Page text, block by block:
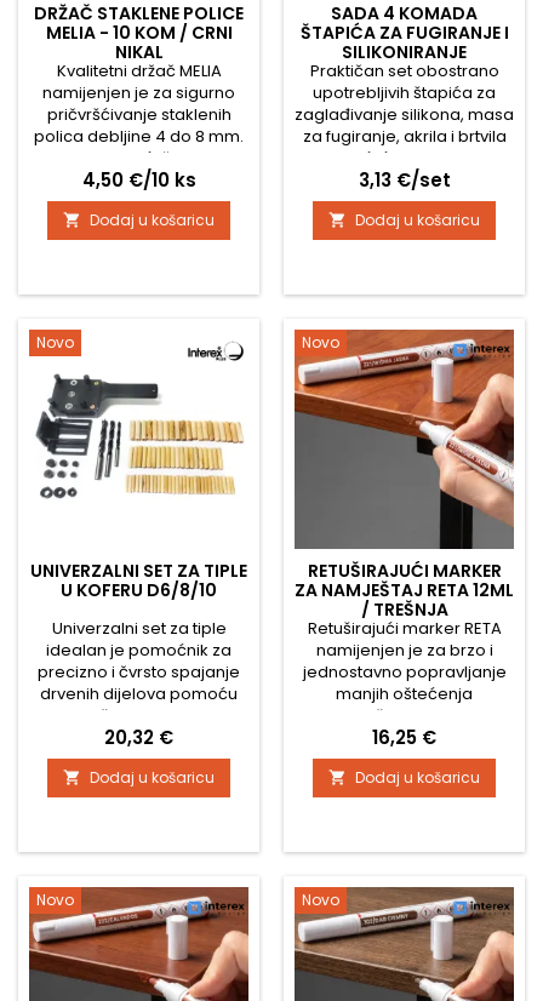
DRŽAČ STAKLENE POLICE
MELIA - 10 KOM / CRNI
NIKAL
Kvalitetni držač MELIA
namijenjen je za sigurno
pričvršćivanje staklenih
polica debljine 4 do 8 mm.
Zahvaljujući čvrstoj
konstrukciji od zamaka
pruža pouzdanu potporu i
visoku otpornost na
koroziju i oksidaciju, pa je
urede, kupaonice i
Držač je opremljen
zaštitnom gumenom
umetkom koji štiti staklo
od...
Cijena
4,50 €/10 ks
 Dodaj u košaricu
SADA 4 KOMADA
ŠTAPIĆA ZA FUGIRANJE I
SILIKONIRANJE
Praktičan set obostrano
upotrebljivih štapića za
zaglađivanje silikona, masa
za fugiranje, akrila i brtvila
pomoći će vam stvoriti
glatke i profesionalno
izgledajuće spojeve bez
prljanja ruku. Zahvaljujući
osam kuglastih vrhova
oblikovati uske i široke fuge
renovacije kupaonice,
kuhinje ili...
Cijena
3,13 €/set
 Dodaj u košaricu
Novo
UNIVERZALNI SET ZA TIPLE
U KOFERU D6/8/10
Univerzalni set za tiple
idealan je pomoćnik za
precizno i čvrsto spajanje
drvenih dijelova pomoću
tipli. Olakšava izradu novog
namještaja i popravke
postojećih spojeva, pritom
osigurava precizno
centriranje rupa i
dugotrajnog mjerenja. Set
izradu spojeva s tiplama –
preciznu bušilicu za tiple,
svrdla za...
Cijena
20,32 €
 Dodaj u košaricu
Novo
RETUŠIRAJUĆI MARKER
ZA NAMJEŠTAJ RETA 12ML
/ TREŠNJA
Retuširajući marker RETA
namijenjen je za brzo i
jednostavno popravljanje
manjih oštećenja
namještaja i drvenih
površina. Učinkovito
prekriva ogrebotine,
oguljotine, male pukotine i
oštećene rubove na
folijama ili furniru.
vrhu, nanošenje je vrlo
jednostavno i precizno.
Boja se brzo suši, a...
Cijena
16,25 €
 Dodaj u košaricu
Novo Novo